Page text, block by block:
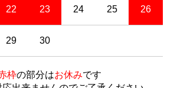
22 23 24 25 26
29 30
枠の部分はお休みです